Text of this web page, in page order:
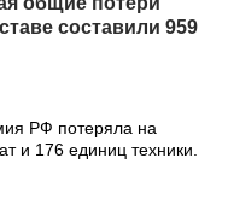
составили 959
РФ потеряла на
и 176 единиц техники.